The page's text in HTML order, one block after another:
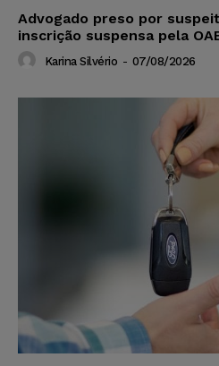
Advogado preso por
inscrição suspensa pela
Karina Silvério - 07/08/2026